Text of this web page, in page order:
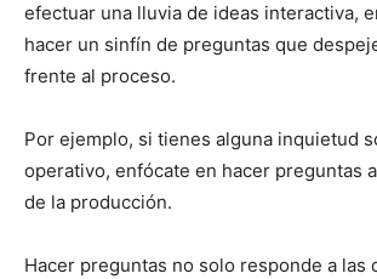
efectuar una lluvia de ideas interactiva,
hacer un sinfín de preguntas que
frente al proceso.
Por ejemplo, si tienes alguna inquietud
operativo, enfócate en hacer preguntas
de la producción.
Hacer preguntas no solo responde a las